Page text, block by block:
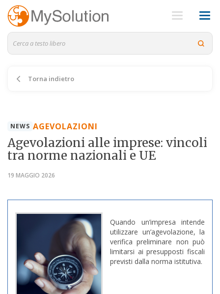
Torna indietro
NEWS AGEVOLAZIONI
Agevolazioni alle imprese: vincoli
tra norme nazionali e UE
19 MAGGIO 2026
Quando un’impresa intende
utilizzare un’agevolazione, la
verifica preliminare non può
limitarsi ai presupposti fiscali
previsti dalla norma istitutiva.